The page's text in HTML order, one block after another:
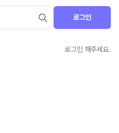
로그인
로그인 해주세요.